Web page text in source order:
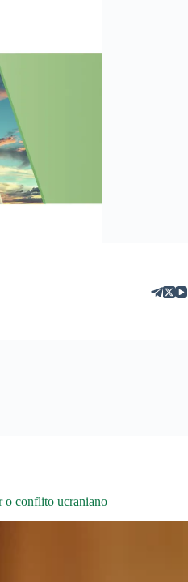
o conflito ucraniano